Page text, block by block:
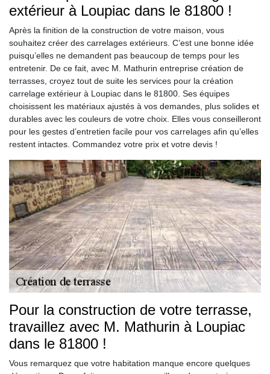
extérieur à Loupiac dans le 81800 !
Après la finition de la construction de votre maison, vous
souhaitez créer des carrelages extérieurs. C’est une bonne idée
puisqu’elles ne demandent pas beaucoup de temps pour les
entretenir. De ce fait, avec M. Mathurin entreprise création de
terrasses, croyez tout de suite les services pour la création
carrelage extérieur à Loupiac dans le 81800. Ses équipes
choisissent les matériaux ajustés à vos demandes, plus solides et
durables avec les couleurs de votre choix. Elles vous conseilleront
pour les gestes d’entretien facile pour vos carrelages afin qu’elles
restent intactes. Commandez votre prix et votre devis !
Pour la construction de votre terrasse,
travaillez avec M. Mathurin à Loupiac
dans le 81800 !
Vous remarquez que votre habitation manque encore quelques